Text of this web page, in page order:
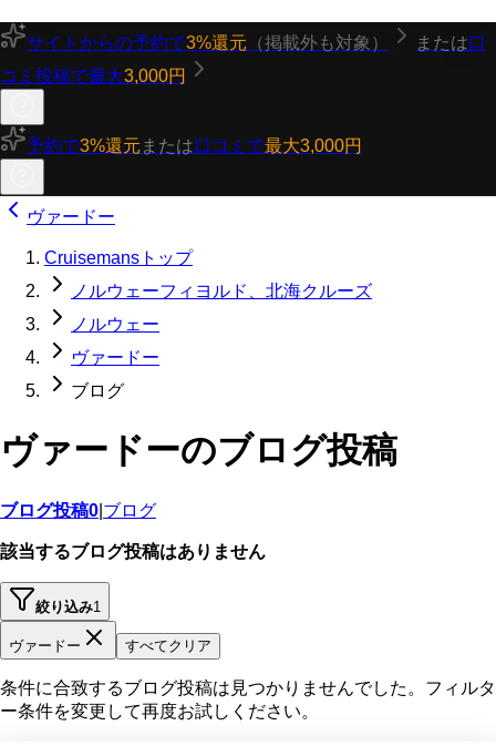
サイトからの予約で3%還元 （掲載外も対象） または口
コミ投稿で最大3,000円
予約で3%還元 または口コミで最大3,000円
ヴァードー
Cruisemansトップ
ノルウェーフィヨルド、北海クルーズ
ノルウェー
ヴァードー
ブログ
ヴァードーのブログ投稿
ブログ投稿0 ブログ
該当するブログ投稿はありません
絞り込み1
ヴァードー すべてクリア
条件に合致するブログ投稿は見つかりませんでした。フィルタ
ー条件を変更して再度お試しください。